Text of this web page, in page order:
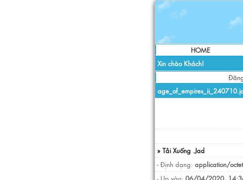
HOME
Xin chào Khách!
» Tải Xuống .Jad
- Định dạng: application/